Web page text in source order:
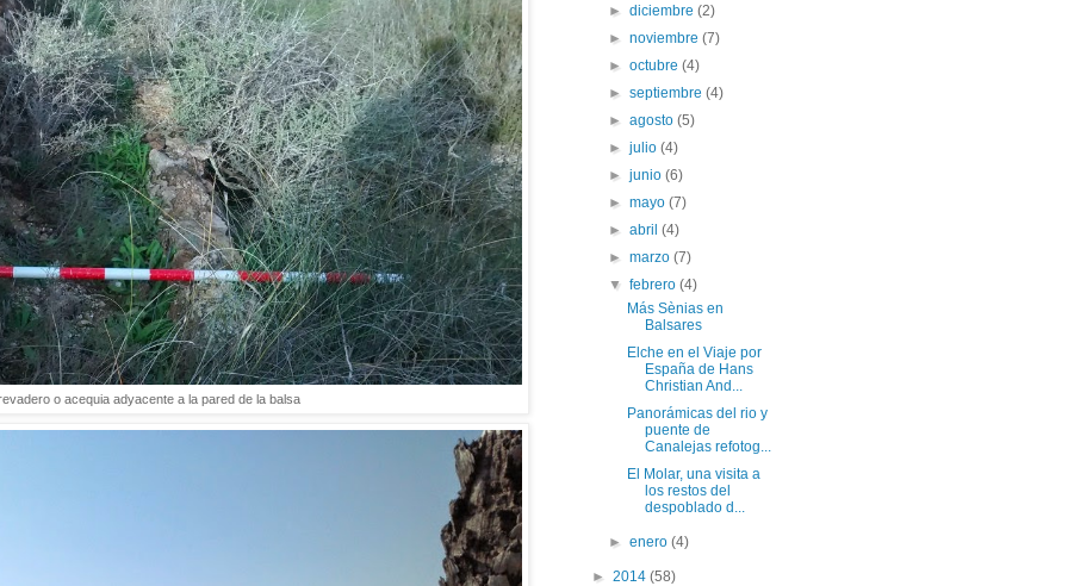
o acequia adyacente a la pared de la balsa
►diciembre(2)
►noviembre(7)
►octubre(4)
►septiembre(4)
►agosto(5)
►julio(4)
►junio(6)
►mayo(7)
►abril(4)
►marzo(7)
▼febrero(4)
Más Sènias en
Balsares
Elche en el Viaje por
España de Hans
Christian And...
Panorámicas del rio y
puente de
Canalejas refotog...
El Molar, una visita a
los restos del
despoblado d...
►enero(4)
► 2014 (58)